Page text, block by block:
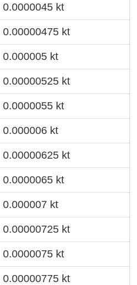
0.0000045 kt
0.00000475 kt
0.000005 kt
0.00000525 kt
0.0000055 kt
0.000006 kt
0.00000625 kt
0.0000065 kt
0.000007 kt
0.00000725 kt
0.0000075 kt
0.00000775 kt